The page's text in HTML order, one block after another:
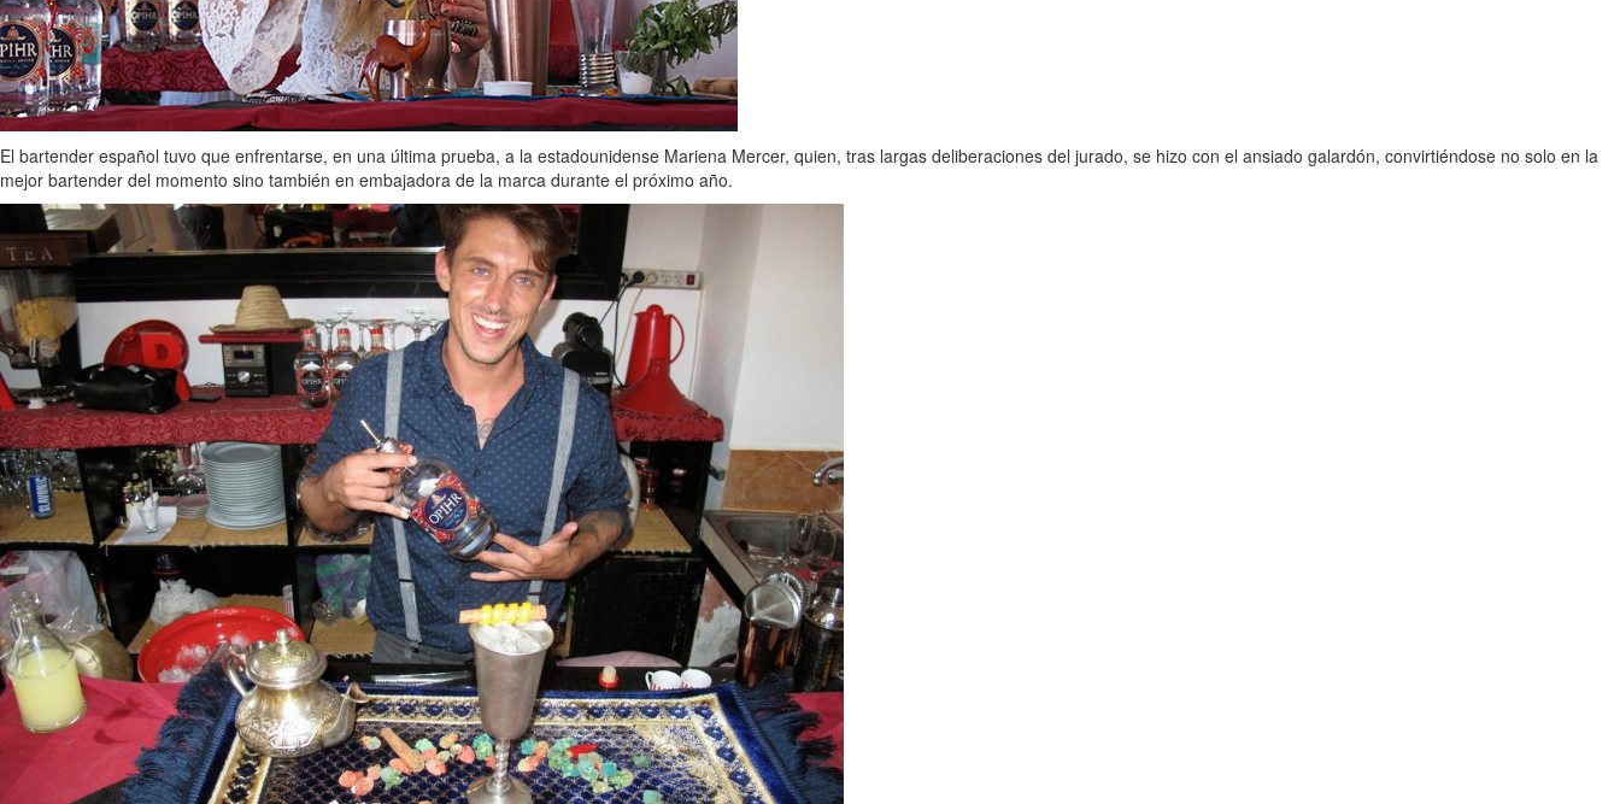
El bartender español tuvo que enfrentarse, en una última prueba, a la estadounidense Mariena Mercer, quien, tras largas deliberaciones del jurado, se hizo con el ansiado galardón, convirtiéndose no solo en la
mejor bartender del momento sino también en embajadora de la marca durante el próximo año.